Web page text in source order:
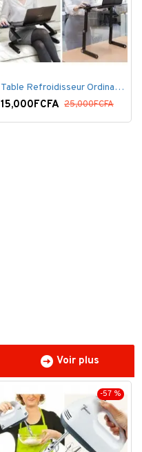
Table Refroidisseur Ordinateur Portable
15,000FCFA 25,000FCFA
Voir plus
-57 %